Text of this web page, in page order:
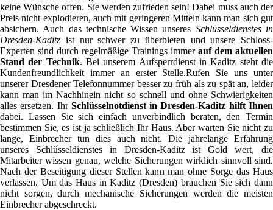
keine Wünsche offen. Sie werden zufrieden sein! Dabei muss auch der
Preis nicht explodieren, auch mit geringeren Mitteln kann man sich gut
absichern. Auch das technische Wissen unseres Schlüsseldienstes in
Dresden-Kaditz ist nur schwer zu überbieten und unsere Schloss-
Experten sind durch regelmäßige Trainings immer auf dem aktuellen
Stand der Technik. Bei unserem Aufsperrdienst in Kaditz steht die
Kundenfreundlichkeit immer an erster Stelle.Rufen Sie uns unter
unserer Dresdener Telefonnummer besser zu früh als zu spät an, leider
kann man im Nachhinein nicht so schnell und ohne Schwierigkeiten
alles ersetzen. Ihr Schlüsselnotdienst in Dresden-Kaditz hilft Ihnen
dabei. Lassen Sie sich einfach unverbindlich beraten, den Termin
bestimmen Sie, es ist ja schließlich Ihr Haus. Aber warten Sie nicht zu
lange, Einbrecher tun dies auch nicht. Die jahrelange Erfahrung
unseres Schlüsseldienstes in Dresden-Kaditz ist Gold wert, die
Mitarbeiter wissen genau, welche Sicherungen wirklich sinnvoll sind.
Nach der Beseitigung dieser Stellen kann man ohne Sorge das Haus
verlassen. Um das Haus in Kaditz (Dresden) brauchen Sie sich dann
nicht sorgen, durch mechanische Sicherungen werden die meisten
Einbrecher abgeschreckt.